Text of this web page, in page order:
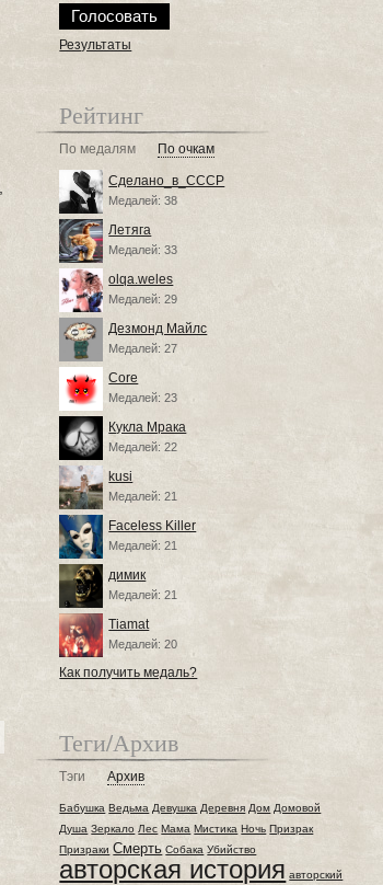
Результаты
Рейтинг
По медалям По очкам
Сделано_в_СССР
Медалей: 38
Летяга
Медалей: 33
olqa.weles
Медалей: 29
Дезмонд Майлс
Медалей: 27
Core
Медалей: 23
Кукла Мрака
Медалей: 22
kusi
Медалей: 21
Faceless Killer
Медалей: 21
димик
Медалей: 21
Tiamat
Медалей: 20
Как получить медаль?
Теги/Архив
Тэги Архив
Бабушка Ведьма Девушка Деревня Дом Домовой
Душа Зеркало Лес Мама Мистика Ночь Призрак
Призраки Смерть Собака Убийство
авторская история авторский